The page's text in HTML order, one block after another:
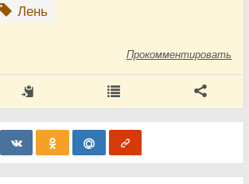
Лень
Прокомментировать